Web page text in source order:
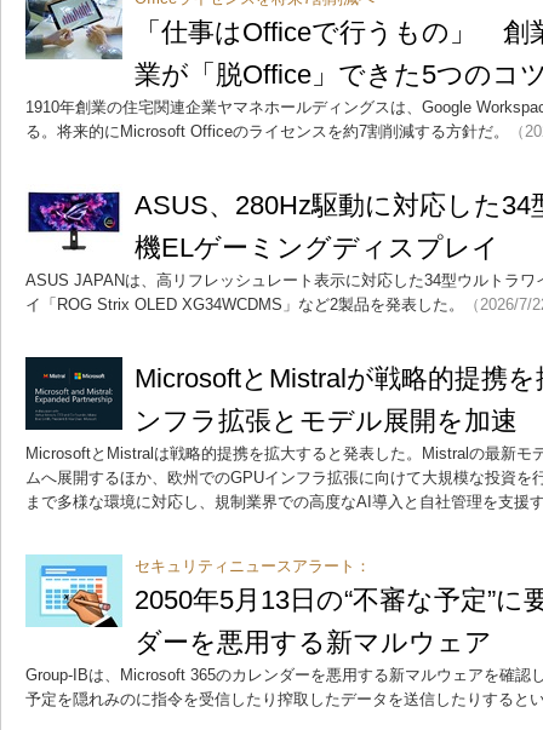
「仕事はOfficeで行うもの」 創
業が「脱Office」できた5つのコ
1910年創業の住宅関連企業ヤマネホールディングスは、Google
る。将来的にMicrosoft Officeのライセンスを約7割削減する方針だ。
（
ASUS、280Hz駆動に対応した
機ELゲーミングディスプレイ
ASUS JAPANは、高リフレッシュレート表示に対応した34型ウルトラ
イ「ROG Strix OLED XG34WCDMS」など2製品を発表した。
（2026/7/
MicrosoftとMistralが戦略的提携
ンフラ拡張とモデル展開を加速
MicrosoftとMistralは戦略的提携を拡大すると発表した。Mistralの最新モ
ムへ展開するほか、欧州でのGPUインフラ拡張に向けて大規模な投資を
まで多様な環境に対応し、規制業界での高度なAI導入と自社管理を支援
セキュリティニュースアラート：
2050年5月13日の“不審な予定”
ダーを悪用する新マルウェア
Group-IBは、Microsoft 365のカレンダーを悪用する新マルウェアを確認
予定を隠れみのに指令を受信したり搾取したデータを送信したりすると